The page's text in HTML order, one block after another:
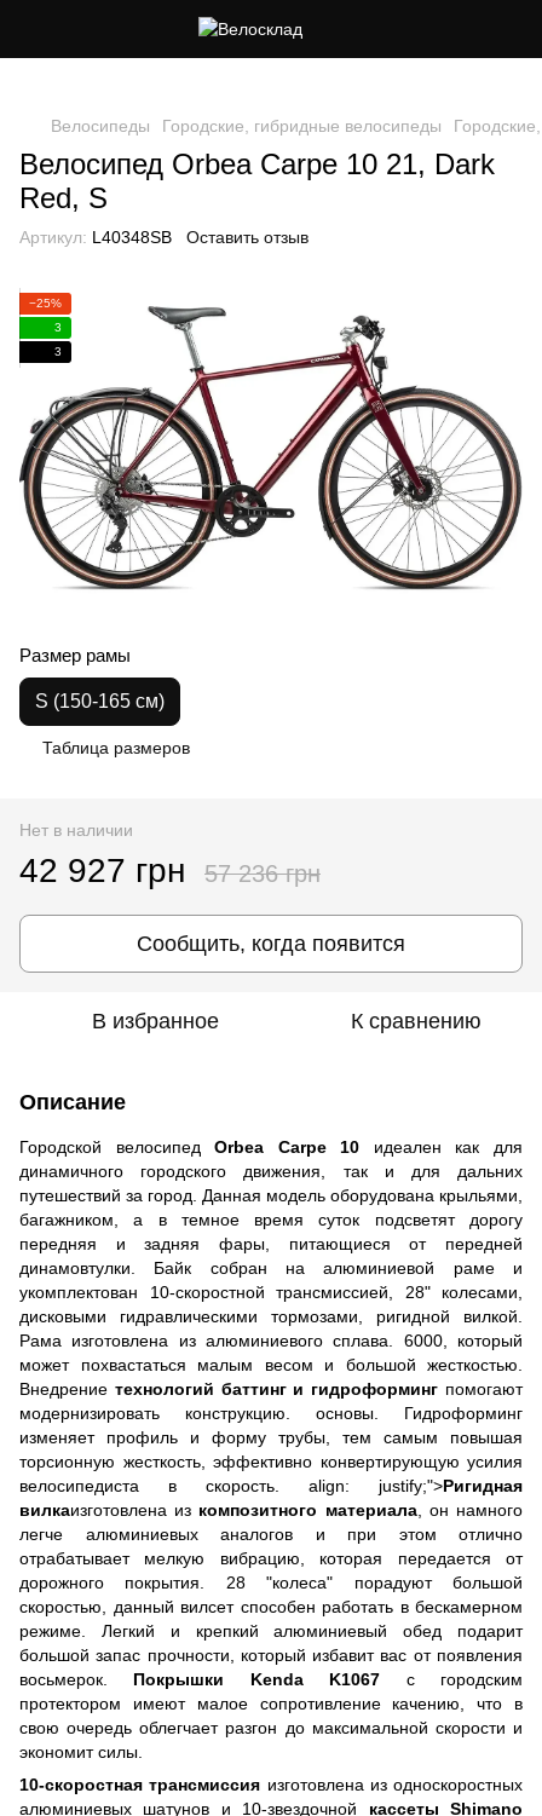
Велосипеды Городские, гибридные велосипеды
Велосипед Orbea Carpe 10 21, Dark
Red, S
Артикул: L40348SB Оставить отзыв
−25%
3
3
Размер рамы
S (150-165 см)
Таблица размеров
Нет в наличии
42 927 грн 57 236 грн
Сообщить, когда появится
В избранное К сравнению
Описание
Городской велосипедOrbea Carpe 10 идеален как для
динамичного городского движения, так и для дальних
путешествий за город. Данная модель оборудована крыльями,
багажником, а в темное время суток подсветят дорогу
передняя и задняя фары, питающиеся от передней
динамовтулки. Байк собран на алюминиевой раме и
укомплектован 10-скоростной трансмиссией, 28" колесами,
дисковыми гидравлическими тормозами, ригидной вилкой.
Рама изготовлена ​​из алюминиевого сплава. 6000, который
может похвастаться малым весом и большой жесткостью.
Внедрение технологий баттинг и гидроформинг помогают
модернизировать конструкцию. основы. Гидроформинг
изменяет профиль и форму трубы, тем самым повышая
торсионную жесткость, эффективно конвертирующую усилия
велосипедиста в скорость. align: justify;">Ригидная
вилкаизготовлена ​​из композитного материала, он намного
легче алюминиевых аналогов и при этом отлично
отрабатывает мелкую вибрацию, которая передается от
дорожного покрытия. 28 "колеса" порадуют большой
скоростью, данный вилсет способен работать в бескамерном
режиме. Легкий и крепкий алюминиевый обед подарит
большой запас прочности, который избавит вас от появления
восьмерок. Покрышки Kenda K1067 с городским
протектором имеют малое сопротивление качению, что в
свою очередь облегчает разгон до максимальной скорости и
экономит силы.
10-скоростная трансмиссия изготовлена ​​из односкоростных
алюминиевых шатунов и 10-звездочной кассеты Shimano